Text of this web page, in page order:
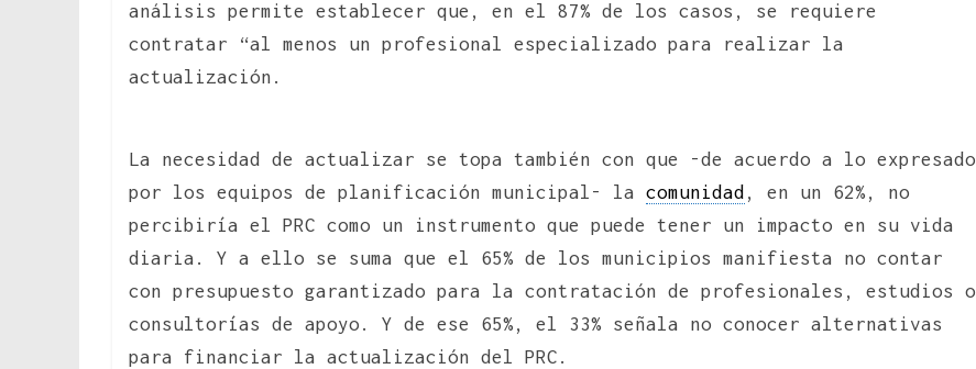
análisis permite establecer que, en el 87% de los casos, se requiere
contratar “al menos un profesional especializado para realizar la
actualización.
La necesidad de actualizar se topa también con que -de acuerdo a lo expresado
por los equipos de planificación municipal- la comunidad , en un 62%, no
percibiría el PRC como un instrumento que puede tener un impacto en su vida
diaria. Y a ello se suma que el 65% de los municipios manifiesta no contar
con presupuesto garantizado para la contratación de profesionales, estudios o
consultorías de apoyo. Y de ese 65%, el 33% señala no conocer alternativas
para financiar la actualización del PRC.